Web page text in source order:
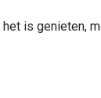
is genieten,